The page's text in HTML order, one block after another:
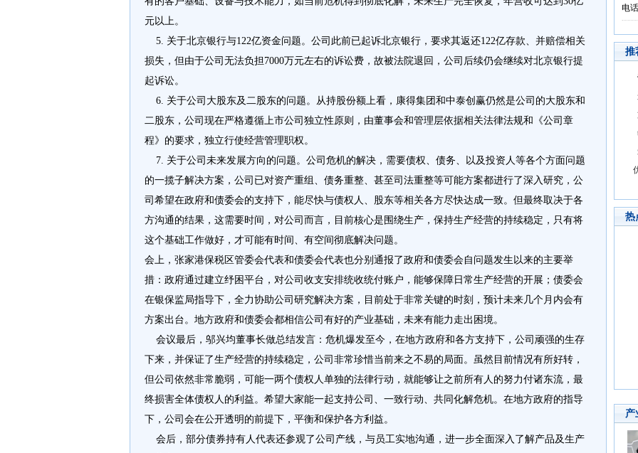
元以上。
5. 关于北京银行与122亿资金问题。公司此前已起诉北京银行，要求其返还122亿存款、并赔偿相关
损失，但由于公司无法负担7000万元左右的诉讼费，故被法院退回，公司后续仍会继续对北京银行提
起诉讼。
6. 关于公司大股东及二股东的问题。从持股份额上看，康得集团和中泰创赢仍然是公司的大股东和
二股东，公司现在严格遵循上市公司独立性原则，由董事会和管理层依据相关法律法规和《公司章
程》的要求，独立行使经营管理职权。
7. 关于公司未来发展方向的问题。公司危机的解决，需要债权、债务、以及投资人等各个方面问题
的一揽子解决方案，公司已对资产重组、债务重整、甚至司法重整等可能方案都进行了深入研究，公
司希望在政府和债委会的支持下，能尽快与债权人、股东等相关各方尽快达成一致。但最终取决于各
方沟通的结果，这需要时间，对公司而言，目前核心是围绕生产，保持生产经营的持续稳定，只有将
这个基础工作做好，才可能有时间、有空间彻底解决问题。
会上，张家港保税区管委会代表和债委会代表也分别通报了政府和债委会自问题发生以来的主要举
措：政府通过建立纾困平台，对公司收支安排统收统付账户，能够保障日常生产经营的开展；债委会
在银保监局指导下，全力协助公司研究解决方案，目前处于非常关键的时刻，预计未来几个月内会有
方案出台。地方政府和债委会都相信公司有好的产业基础，未来有能力走出困境。
会议最后，邬兴均董事长做总结发言：危机爆发至今，在地方政府和各方支持下，公司顽强的生存
下来，并保证了生产经营的持续稳定，公司非常珍惜当前来之不易的局面。虽然目前情况有所好转，
但公司依然非常脆弱，可能一两个债权人单独的法律行动，就能够让之前所有人的努力付诸东流，最
终损害全体债权人的利益。希望大家能一起支持公司、一致行动、共同化解危机。在地方政府的指导
下，公司会在公开透明的前提下，平衡和保护各方利益。
会后，部分债券持有人代表还参观了公司产线，与员工实地沟通，进一步全面深入了解产品及生产
电
推
热
产